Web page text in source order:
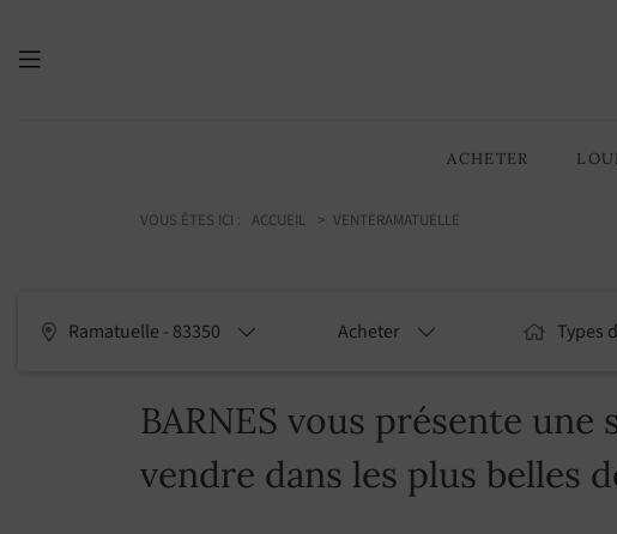
ACHETER
VOUS ÊTES ICI : ACCUEIL VENTERAMATUELLE
Ramatuelle - 83350 Acheter Types
BARNES vous présente
vendre dans les plus belles